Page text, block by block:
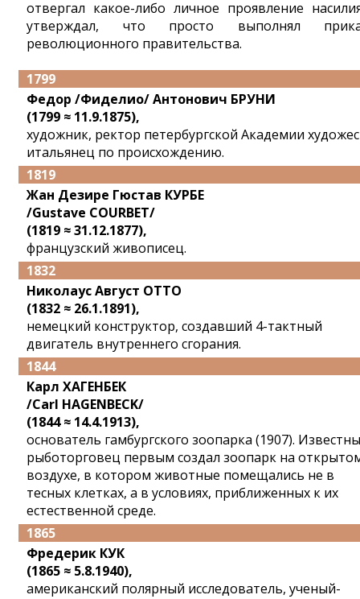
отвергал какое-либо личное проявление
утверждал, что просто выполнял
революционного правительства.
1799
Федор /Фиделио/ Антонович БРУНИ
(1799 ≈ 11.9.1875),
художник, ректор петербургской Академии
итальянец по происхождению.
1819
Жан Дезире Гюстав КУРБЕ
/Gustave COURBET/
(1819 ≈ 31.12.1877),
французский живописец.
1832
Николаус Август ОТТО
(1832 ≈ 26.1.1891),
немецкий конструктор, создавший 4-тактный
двигатель внутреннего сгорания.
1844
Карл ХАГЕНБЕК
/Carl HAGENBECK/
(1844 ≈ 14.4.1913),
основатель гамбургского зоопарка (1907).
рыботорговец первым создал зоопарк на
воздухе, в котором животные помещались не в
тесных клетках, а в условиях, приближенных к их
естественной среде.
1865
Фредерик КУК
(1865 ≈ 5.8.1940),
американский полярный исследователь, ученый-